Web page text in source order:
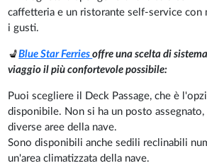
caffetteria e un ristorante self-service con
i gusti.
💺Blue Star Ferriesoffre una scelta di
viaggio il più confortevole possibile:
Puoi scegliere il Deck Passage, che è
disponibile. Non si ha un posto assegnato,
diverse aree della nave.
Sono disponibili anche sedili reclinabili
un'area climatizzata della nave.